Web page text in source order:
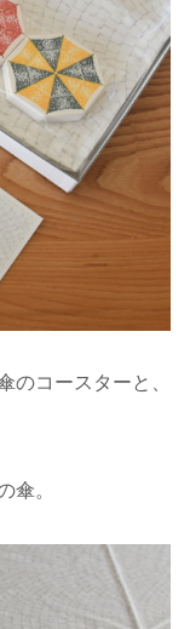
のコースターと、
傘。